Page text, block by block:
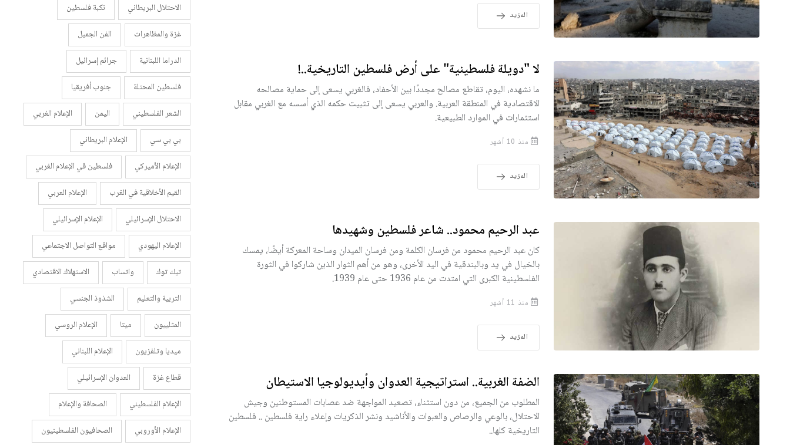
المزيد
لا "دويلة فلسطينية" على أرض فلسطين التاريخية..!
ما نشهده، اليوم، تقاطع مصالح مجددًا بين الأحفاد، فالغربي يسعى إلى حماية مصالحه
الاقتصادية في المنطقة العربية. والعربي يسعى إلى تثبيت حكمه الذي أسسه مع الغربي مقابل
استثمارات في الموارد الطبيعية.
منذ 10 أشهر
المزيد
عبد الرحيم محمود.. شاعر فلسطين وشهيدها
كان عبد الرحيم محمود من فرسان الكلمة ومن فرسان الميدان وساحة المعركة أيضًا، يمسك
بالخيال في يد وبالبندقية في اليد الأخرى، وهو من أهم الثوار الذين شاركوا في الثورة
الفلسطينية الكبرى التي امتدت من عام 1936 حتى عام 1939.
منذ 11 أشهر
المزيد
الضفة الغربية.. استراتيجية العدوان وأيديولوجيا الاستيطان
المطلوب من الجميع، من دون استثناء، تصعيد المواجهة ضد عصابات المستوطنين وجيش
الاحتلال، بالوعي والرصاص والعبوات والأناشيد ونشر الذكريات وإعلاء راية فلسطين .. فلسطين
التاريخية كلها..
الاحتلال البريطاني
نكبة فلسطين
غزة والمظاهرات
الفن الجميل
الدراما اللبنانية
جرائم إسرائيل
فلسطين المحتلة
جنوب أفريقيا
الشعر الفلسطيني
اليمن
الإعلام الغربي
بي بي سي
الإعلام البريطاني
الإعلام الأميركي
فلسطين في الإعلام الغربي
القيم الأخلاقية في الغرب
الإعلام العربي
الاحتلال الإسرائيلي
الإعلام الإسرائيلي
الإعلام اليهودي
مواقع التواصل الاجتماعي
تيك توك
واتساب
الاستهلاك الاقتصادي
التربية والتعليم
الشذوذ الجنسي
المثلييون
ميتا
الإعلام الروسي
ميديا وتلفزيون
الإعلام اللبناني
قطاع غزة
العدوان الإسرائيلي
الإعلام الفلسطيني
الصحافة والإعلام
الإعلام الأوروبي
الصحافيون الفلسطينيون